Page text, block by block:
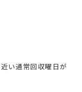
い通常回収曜日が